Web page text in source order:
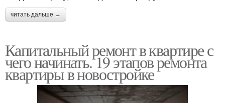
читать дальше →
Капитальный ремонт в квартире с
чего начинать. 19 этапов ремонта
квартиры в новостройке